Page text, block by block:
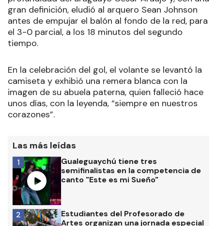
gran definición, eludió al arquero Sean Johnson
antes de empujar el balón al fondo de la red, para
el 3-0 parcial, a los 18 minutos del segundo
tiempo.
En la celebración del gol, el volante se levantó la
camiseta y exhibió una remera blanca con la
imagen de su abuela paterna, quien falleció hace
unos días, con la leyenda, “siempre en nuestros
corazones”.
Las más leídas
Gualeguaychú tiene tres
semifinalistas en la competencia de
canto "Este es mi Sueño"
1
Estudiantes del Profesorado de
Artes organizan una jornada especial
2